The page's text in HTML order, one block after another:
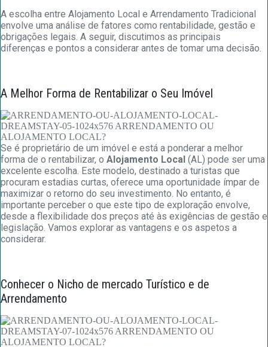
A escolha entre Alojamento Local e Arrendamento Tradicional
envolve uma análise de fatores como rentabilidade, gestão e
obrigações legais. A seguir, discutimos as principais
diferenças e pontos a considerar antes de tomar uma decisão.
A Melhor Forma de Rentabilizar o Seu Imóvel
Se é proprietário de um imóvel e está a ponderar a melhor
forma de o rentabilizar, o Alojamento Local (AL) pode ser uma
excelente escolha. Este modelo, destinado a turistas que
procuram estadias curtas, oferece uma oportunidade ímpar de
maximizar o retorno do seu investimento. No entanto, é
importante perceber o que este tipo de exploração envolve,
desde a flexibilidade dos preços até às exigências de gestão e
legislação. Vamos explorar as vantagens e os aspetos a
considerar.
Conhecer o Nicho de mercado Turístico e de
Arrendamento